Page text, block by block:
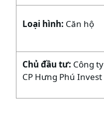
Loại hình: Căn hộ
Chủ đầu tư: Công ty
CP Hưng Phú Invest